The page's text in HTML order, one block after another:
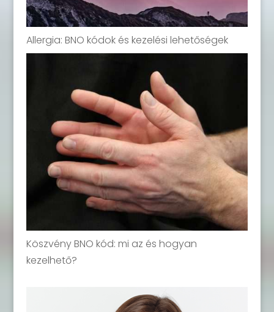
Allergia: BNO kódok és kezelési lehetőségek
Köszvény BNO kód: mi az és hogyan
kezelhető?